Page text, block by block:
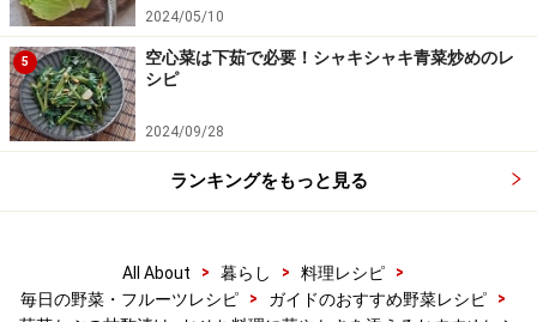
2024/05/10
5
空心菜は下茹で必要！シャキシャキ青菜炒めのレ
シピ
2024/09/28
ランキングをもっと見る
All About > 暮らし > 料理レシピ
>
毎日の野菜・フルーツレシピ
> ガイドのおすすめ野菜レシピ
>